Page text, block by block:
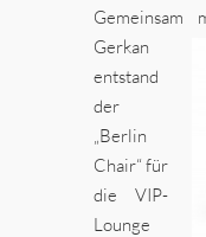
Gemeinsam
Gerkan
entstand
der
„Berlin
Chair“ für
die VIP-
Lounge